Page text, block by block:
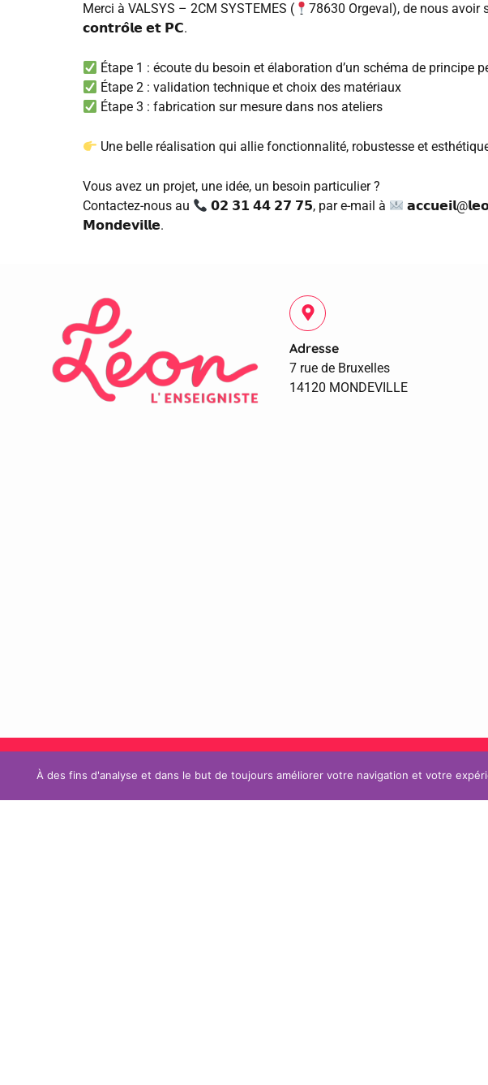
Merci à VALSYS – 2CM SYSTEMES (
78630 Orgeval), de nous
𝗰𝗼𝗻𝘁𝗿𝗼̂𝗹𝗲 𝗲𝘁 𝗣𝗖.
Étape 1 : écoute du besoin et élaboration d’un schéma de principe
Étape 2 : validation technique et choix des matériaux
Étape 3 : fabrication sur mesure dans nos ateliers
Une belle réalisation qui allie fonctionnalité, robustesse et
Vous avez un projet, une idée, un besoin particulier ?
Contactez-nous au
𝟬𝟮 𝟯𝟭 𝟰𝟰 𝟮𝟳 𝟳𝟱, par e-mail à
𝗠𝗼𝗻𝗱𝗲𝘃𝗶𝗹𝗹𝗲.
Adresse
7 rue de Bruxelles
14120 MONDEVILLE
À des fins d'analyse et dans le but de toujours améliorer votre navigation et votre